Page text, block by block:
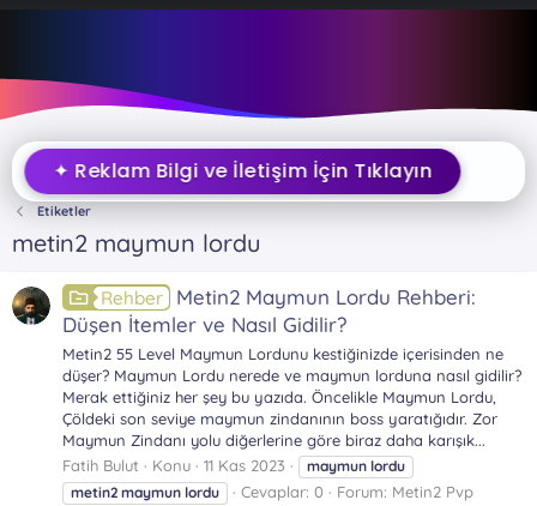
✦ Reklam Bilgi ve İletişim İçin Tıklayın
Etiketler
metin2 maymun lordu
Rehber
Metin2 Maymun Lordu Rehberi:
Düşen İtemler ve Nasıl Gidilir?
Metin2 55 Level Maymun Lordunu kestiğinizde içerisinden ne
düşer? Maymun Lordu nerede ve maymun lorduna nasıl gidilir?
Merak ettiğiniz her şey bu yazıda. Öncelikle Maymun Lordu,
Çöldeki son seviye maymun zindanının boss yaratığıdır. Zor
Maymun Zindanı yolu diğerlerine göre biraz daha karışık...
Fatih Bulut
Konu 11 Kas 2023 maymun lordu
metin2 maymun lordu Cevaplar: 0 Forum: Metin2 Pvp